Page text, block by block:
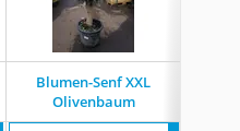
Blumen-Senf XXL
Olivenbaum